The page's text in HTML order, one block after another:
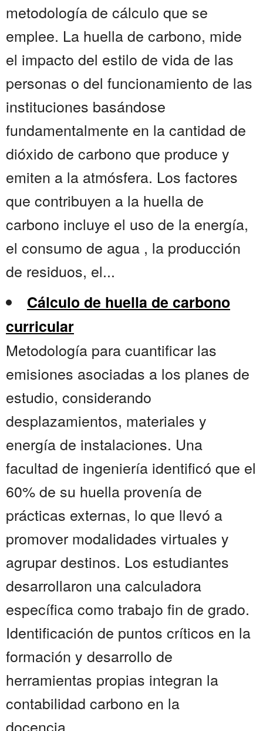
metodología de cálculo que se
emplee. La huella de carbono, mide
el impacto del estilo de vida de las
personas o del funcionamiento de las
instituciones basándose
fundamentalmente en la cantidad de
dióxido de carbono que produce y
emiten a la atmósfera. Los factores
que contribuyen a la huella de
carbono incluye el uso de la energía,
el consumo de agua , la producción
de residuos, el...
Cálculo de huella de carbono
curricular
Metodología para cuantificar las
emisiones asociadas a los planes de
estudio, considerando
desplazamientos, materiales y
energía de instalaciones. Una
facultad de ingeniería identificó que el
60% de su huella provenía de
prácticas externas, lo que llevó a
promover modalidades virtuales y
agrupar destinos. Los estudiantes
desarrollaron una calculadora
específica como trabajo fin de grado.
Identificación de puntos críticos en la
formación y desarrollo de
herramientas propias integran la
contabilidad carbono en la
docencia......